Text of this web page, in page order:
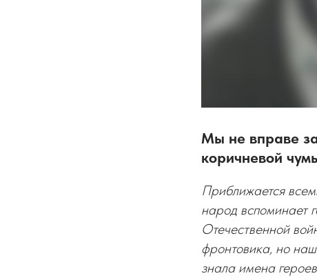
Мы не вправе
коричневой
Приближается
народ вспоминает
Отечественной
фронтовика, но
знала имена